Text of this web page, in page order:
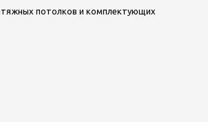
потолков и комплектующих